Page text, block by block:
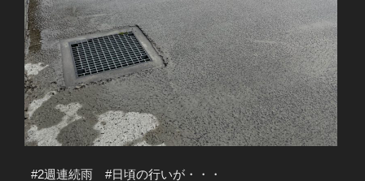
#2週連続雨 #日頃の行いが・・・